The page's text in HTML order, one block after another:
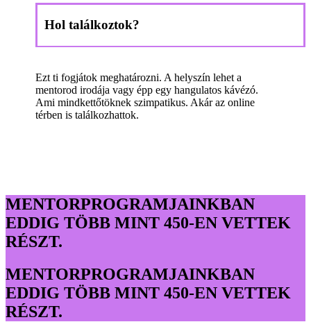
Hol találkoztok?
Ezt ti fogjátok meghatározni. A helyszín lehet a
mentorod irodája vagy épp egy hangulatos kávézó.
Ami mindkettőtöknek szimpatikus. Akár az online
térben is találkozhattok.
MENTORPROGRAMJAINKBAN
EDDIG TÖBB MINT 450-EN VETTEK
RÉSZT.
MENTORPROGRAMJAINKBAN
EDDIG TÖBB MINT 450-EN VETTEK
RÉSZT.